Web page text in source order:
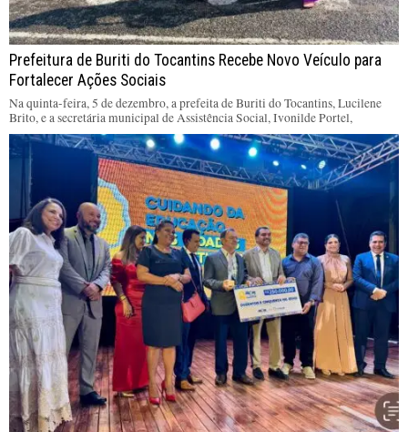
Prefeitura de Buriti do Tocantins Recebe Novo Veículo para
Fortalecer Ações Sociais
Na quinta-feira, 5 de dezembro, a prefeita de Buriti do Tocantins, Lucilene
Brito, e a secretária municipal de Assistência Social, Ivonilde Portel,